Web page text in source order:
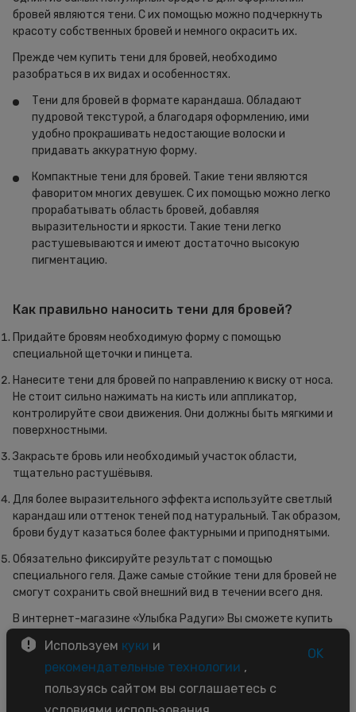
бровей являются тени. С их помощью можно подчеркнуть
красоту собственных бровей и немного окрасить их.
Прежде чем купить тени для бровей, необходимо
разобраться в их видах и особенностях.
Тени для бровей в формате карандаша. Обладают
пудровой текстурой, а благодаря оформлению, ими
удобно прокрашивать недостающие волоски и
придавать аккуратную форму.
Компактные тени для бровей. Такие тени являются
фаворитом многих девушек. С их помощью можно легко
прорабатывать область бровей, добавляя
выразительности и яркости. Такие тени легко
растушевываются и имеют достаточно высокую
пигментацию.
Как правильно наносить тени для бровей?
Придайте бровям необходимую форму с помощью
специальной щеточки и пинцета.
Нанесите тени для бровей по направлению к виску от носа.
Не стоит сильно нажимать на кисть или аппликатор,
контролируйте свои движения. Они должны быть мягкими и
поверхностными.
Закрасьте бровь или необходимый участок области,
тщательно растушёвывя.
Для более выразительного эффекта используйте светлый
карандаш или оттенок теней под натуральный. Так образом,
брови будут казаться более фактурными и приподнятыми.
Обязательно фиксируйте результат с помощью
специального геля. Даже самые стойкие тени для бровей не
смогут сохранить свой внешний вид в течении всего дня.
В интернет-магазине «Улыбка Радуги» Вы сможете купить
тени для бровей по доступной цене и в широком
ассортименте.
Используем куки и
рекомендательные технологии ,
пользуясь сайтом вы соглашаетесь с
OK